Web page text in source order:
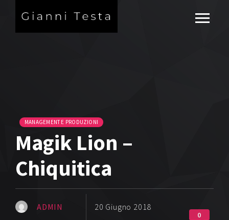
MANAGEMENT E PRODUZIONI
Magik Lion –
Chiquitica
ADMIN 20 Giugno 2018
0